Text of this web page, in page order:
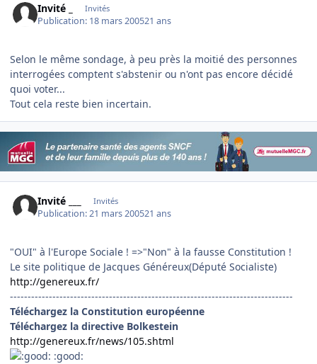
Invité _ Invités
Publication: 18 mars 200521 ans
Selon le même sondage, à peu près la moitié des personnes
interrogées comptent s'abstenir ou n'ont pas encore décidé
quoi voter...
Tout cela reste bien incertain.
Invité ___ Invités
Publication:21 mars 200521 ans
"OUI" à l'Europe Sociale ! =>"Non" à la fausse Constitution !
Le site politique de Jacques Généreux(Député Socialiste)
http://genereux.fr/
--------------------------------------------------------------------------------
Téléchargez la Constitution européenne
Téléchargez la directive Bolkestein
http://genereux.fr/news/105.shtml
:good: